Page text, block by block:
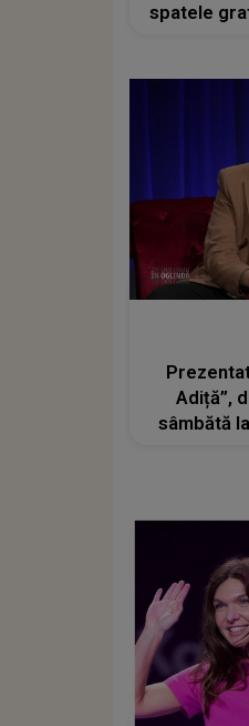
spatele
Adiță”,
sâmbătă